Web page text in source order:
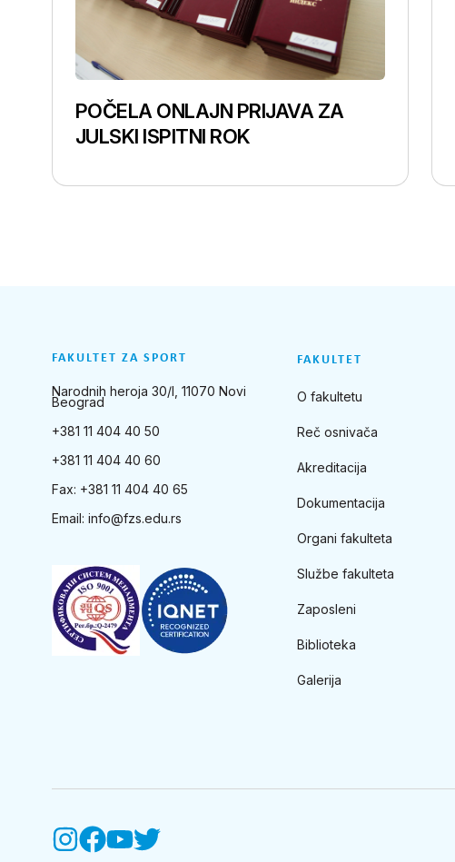
POČELA ONLAJN PRIJAVA ZA
JULSKI ISPITNI ROK
FAKULTET ZA SPORT
Narodnih heroja 30/I, 11070 Novi
Beograd
+381 11 404 40 50
+381 11 404 40 60
Fax: +381 11 404 40 65
Email: info@fzs.edu.rs
FAKULTET
O fakultetu
Reč osnivača
Akreditacija
Dokumentacija
Organi fakulteta
Službe fakulteta
Zaposleni
Biblioteka
Galerija